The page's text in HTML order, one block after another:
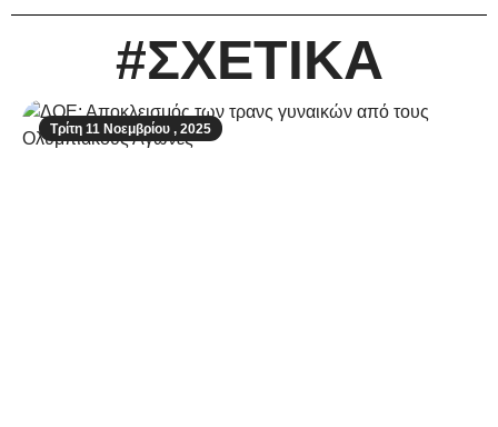
#ΣΧΕΤΙΚΑ
Τρίτη 11 Νοεμβρίου , 2025